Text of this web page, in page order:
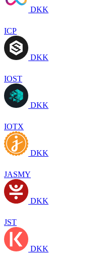
DKK
ICP
DKK
IOST
DKK
IOTX
DKK
JASMY
DKK
JST
DKK